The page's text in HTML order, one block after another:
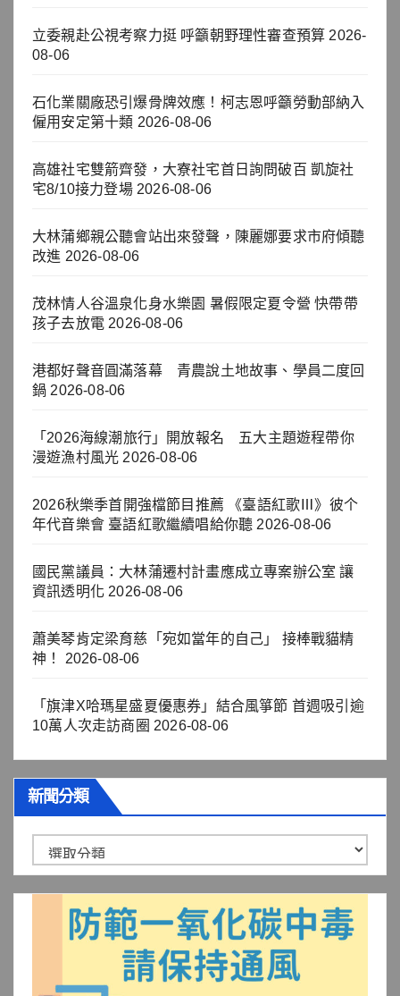
立委親赴公視考察力挺 呼籲朝野理性審查預算 2026-
08-06
石化業關廠恐引爆骨牌效應！柯志恩呼籲勞動部納入
僱用安定第十類 2026-08-06
高雄社宅雙箭齊發，大寮社宅首日詢問破百 凱旋社
宅8/10接力登場 2026-08-06
大林蒲鄉親公聽會站出來發聲，陳麗娜要求市府傾聽
改進 2026-08-06
茂林情人谷溫泉化身水樂園 暑假限定夏令營 快帶帶
孩子去放電 2026-08-06
港都好聲音圓滿落幕 青農說土地故事、學員二度回
鍋 2026-08-06
「2026海線潮旅行」開放報名 五大主題遊程帶你
漫遊漁村風光 2026-08-06
2026秋樂季首開強檔節目推薦 《臺語紅歌Ⅲ》彼个
年代音樂會 臺語紅歌繼續唱給你聽 2026-08-06
國民黨議員：大林蒲遷村計畫應成立專案辦公室 讓
資訊透明化 2026-08-06
蕭美琴肯定梁育慈「宛如當年的自己」 接棒戰貓精
神！
2026-08-06
「旗津X哈瑪星盛夏優惠券」結合風箏節 首週吸引逾
10萬人次走訪商圈 2026-08-06
新聞分類
聞